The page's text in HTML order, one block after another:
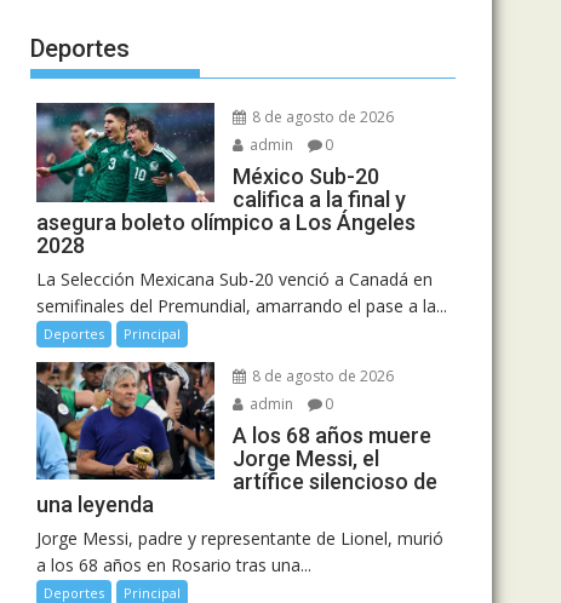
Deportes
8 de agosto de 2026
admin
0
México Sub-20
califica a la final y
asegura boleto olímpico a Los Ángeles
2028
La Selección Mexicana Sub-20 venció a Canadá en
semifinales del Premundial, amarrando el pase a la...
Deportes Principal
8 de agosto de 2026
admin
0
A los 68 años muere
Jorge Messi, el
artífice silencioso de
una leyenda
Jorge Messi, padre y representante de Lionel, murió
a los 68 años en Rosario tras una...
Deportes Principal